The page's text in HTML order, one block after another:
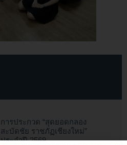
การประกวด “สุดยอดกลอง
สะบัดชัย ราชภัฏเชียงใหม่”
ประจำปี 2569